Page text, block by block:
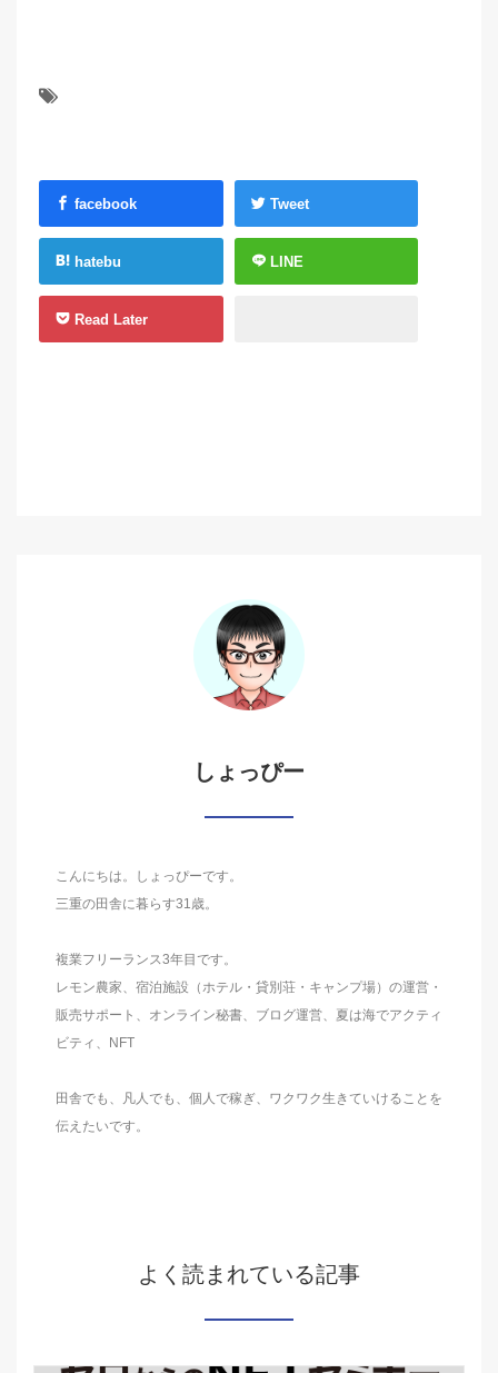
facebook Tweet
hatebu LINE
Read Later
しょっぴー
こんにちは。しょっぴーです。
三重の田舎に暮らす31歳。
複業フリーランス3年目です。
レモン農家、宿泊施設（ホテル・貸別荘・キャンプ場）の運営・
販売サポート、オンライン秘書、ブログ運営、夏は海でアクティ
ビティ、NFT
田舎でも、凡人でも、個人で稼ぎ、ワクワク生きていけることを
伝えたいです。
よく読まれている記事